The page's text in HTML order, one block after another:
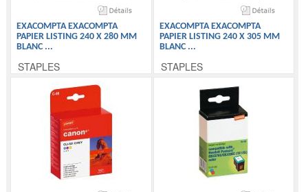
EXACOMPTA EXACOMPTA
PAPIER LISTING 240 X 280 MM
BLANC ...
STAPLES
EXACOMPTA EXACOMPTA
PAPIER LISTING 240 X 305 MM
BLANC ...
STAPLES